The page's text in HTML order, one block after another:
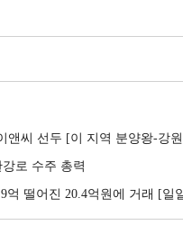
씨 선두 [이 지역 분양왕-강원
로 수주 총력
억 떨어진 20.4억원에 거래 [일